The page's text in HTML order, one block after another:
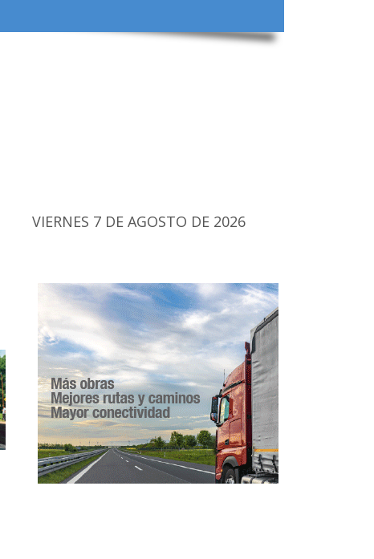
VIERNES 7 DE AGOSTO DE 2026